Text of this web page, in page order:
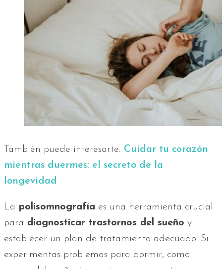
También puede interesarte: Cuidar tu corazón
mientras duermes: el secreto de la
longevidad
La polisomnografía es una herramienta crucial
para diagnosticar trastornos del sueño y
establecer un plan de tratamiento adecuado. Si
experimentas problemas para dormir, como